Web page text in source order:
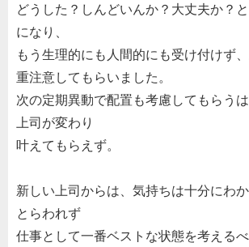
どうした？しんどいんか？大丈夫か？
になり、
もう生理的にも人間的にも受け付けず
重注意してもらいました。
次の定期異動で配置も考慮してもらうは
上司が変わり
叶えてもらえず。
新しい上司からは、気持ちは十分にわ
とらわれず
仕事として一番ベストな状態を考えるべ